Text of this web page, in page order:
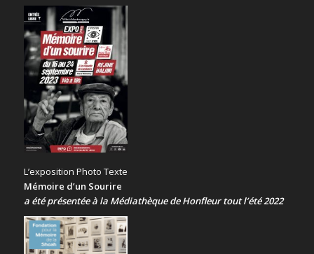
L’exposition Photo Texte
Mémoire d’un Sourire
a été présentéeà la Médiathèque de Honfleur tout l’été 2022